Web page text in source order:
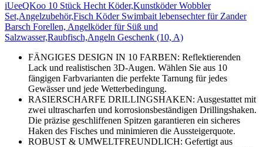
iUeeQKoo 10 Stück Hecht Köder,Kunstköder Wobbler
Set,Angelzubehör,Fisch Köder Swimbait lebensechter für Zander
Barsch Forellen, Angelköder für Süß und
Salzwasser,Raubfisch,Angeln Geschenk (10, A)
FÄNGIGES DESIGN IN 10 FARBEN: Reflektierenden
Lack und realistischen 3D-Augen. Wählen Sie aus 10
fängigen Farbvarianten die perfekte Tarnung für jedes
Gewässer und jede Wetterbedingung.
RASIERSCHARFE DRILLINGSHAKEN: Ausgestattet mit
zwei ultrascharfen und korrosionsbeständigen Drillingshaken.
Die präzise geschliffenen Spitzen garantieren ein sicheres
Haken des Fisches und minimieren die Aussteigerquote.
ROBUST & UMWELTFREUNDLICH: Gefertigt aus